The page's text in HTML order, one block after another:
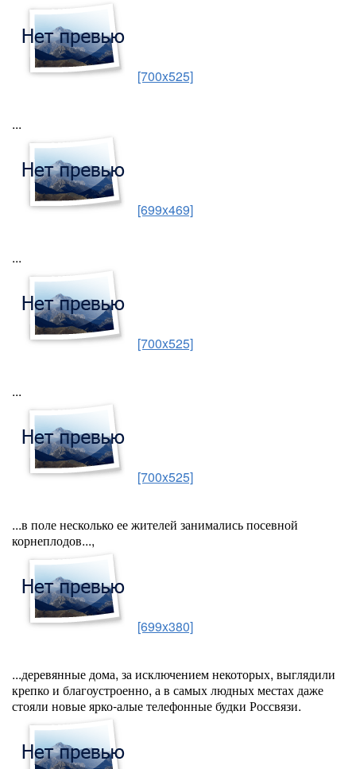
[700x525]
...
[699x469]
...
[700x525]
...
[700x525]
...в поле несколько ее жителей занимались посевной
корнеплодов...,
[699x380]
...деревянные дома, за исключением некоторых, выглядили
крепко и благоустроенно, а в самых людных местах даже
стояли новые ярко-алые телефонные будки Россвязи.